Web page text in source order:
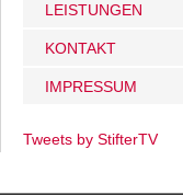
LEISTUNGEN
KONTAKT
IMPRESSUM
Tweets by StifterTV